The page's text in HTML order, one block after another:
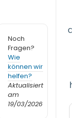
Noch
Fragen?
Wie
können wir
helfen?
Aktualisiert
am
19/03/2026